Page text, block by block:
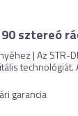
sztereó
| Az STR-
technológiát.
garancia